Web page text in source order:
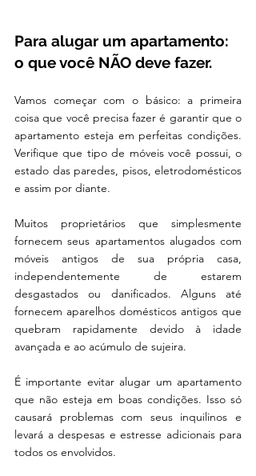
Para alugar um apartamento:
o que você NÃO deve fazer.
Vamos começar com o básico: a primeira
coisa que você precisa fazer é garantir que o
apartamento esteja em perfeitas condições.
Verifique que tipo de móveis você possui, o
estado das paredes, pisos, eletrodomésticos
e assim por diante.
Muitos proprietários que simplesmente
fornecem seus apartamentos alugados com
móveis antigos de sua própria casa,
independentemente de estarem
desgastados ou danificados. Alguns até
fornecem aparelhos domésticos antigos que
quebram rapidamente devido à idade
avançada e ao acúmulo de sujeira.
É importante evitar alugar um apartamento
que não esteja em boas condições. Isso só
causará problemas com seus inquilinos e
levará a despesas e estresse adicionais para
todos os envolvidos.